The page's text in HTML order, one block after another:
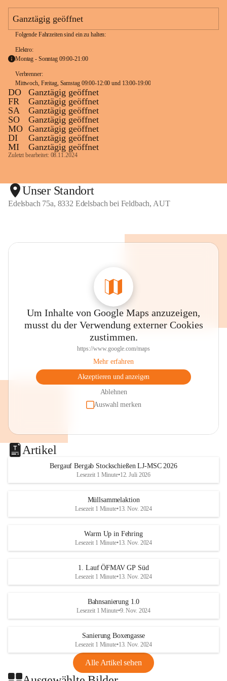
m
Ganztägig geöffnet
Folgende Fahrzeiten sind ein zu halten:
Elektro:
Montag - Sonntag 09:00-21:00
Verbrenner:
Mittwoch, Freitag, Samstag 09:00-12:00 und 13:00-19:00
DO
Ganztägig geöffnet
FR
Ganztägig geöffnet
SA
Ganztägig geöffnet
SO
Ganztägig geöffnet
MO Ganztägig geöffnet
DI
Ganztägig geöffnet
MI
Ganztägig geöffnet
Zuletzt bearbeitet: 08.11.2024
Unser Standort
Edelsbach 75a, 8332 Edelsbach bei Feldbach, AUT
Um Inhalte von Google Maps anzuzeigen,
musst du der Verwendung externer Cookies
zustimmen.
https://www.google.com/maps
Mehr erfahren
Akzeptieren und anzeigen
Ablehnen
Auswahl merken
Artikel
Bergauf Bergab Stockschießen LJ-MSC 2026
Lesezeit 1 Minute•12. Juli 2026
Müllsammelaktion
Lesezeit 1 Minute•13. Nov. 2024
Warm Up in Fehring
Lesezeit 1 Minute•13. Nov. 2024
1. Lauf ÖFMAV GP Süd
Lesezeit 1 Minute•13. Nov. 2024
Bahnsanierung 1.0
Lesezeit 1 Minute•9. Nov. 2024
Sanierung Boxengasse
Lesezeit 1 Minute•13. Nov. 2024
Alle Artikel sehen